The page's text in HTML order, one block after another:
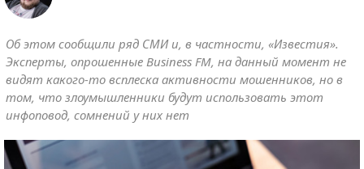
Об этом сообщили ряд СМИ и, в частности, «Известия».
Эксперты, опрошенные Business FM, на данный момент не
видят какого-то всплеска активности мошенников, но в
том, что злоумышленники будут использовать этот
инфоповод, сомнений у них нет